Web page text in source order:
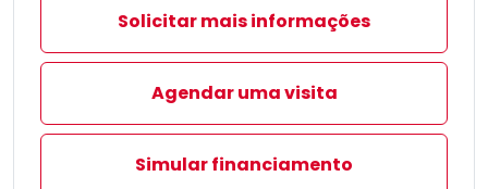
Solicitar mais informações
Agendar uma visita
Simular financiamento